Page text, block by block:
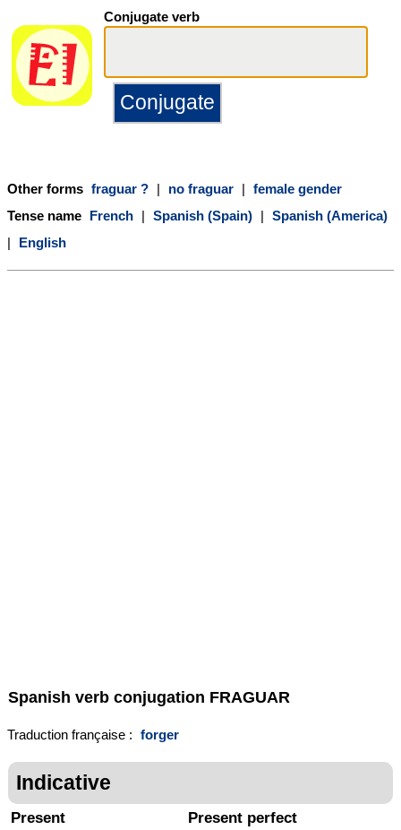
Conjugate verb
Other forms fraguar ? | no fraguar | female gender
Tense name French | Spanish (Spain) | Spanish (America)
|
English
Spanish verb conjugation FRAGUAR
Traduction française : forger
Indicative
Present Present perfect